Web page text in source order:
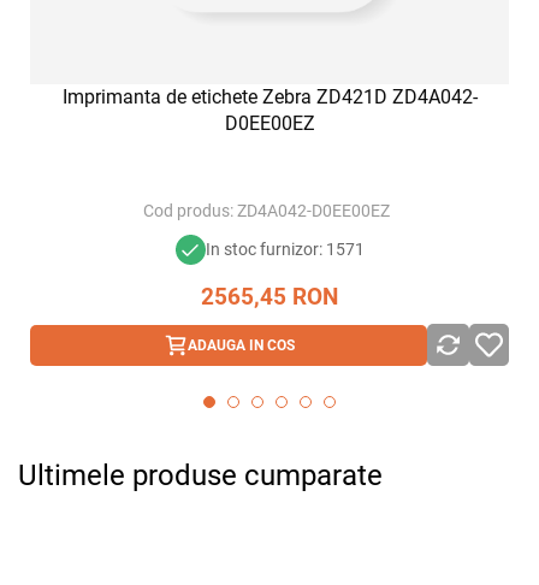
Imprimanta de etichete Zebra ZD421D ZD4A042-
D0EE00EZ
Cod produs: ZD4A042-D0EE00EZ
In stoc furnizor: 1571
2565,45 RON
ADAUGA IN COS
Ultimele produse cumparate